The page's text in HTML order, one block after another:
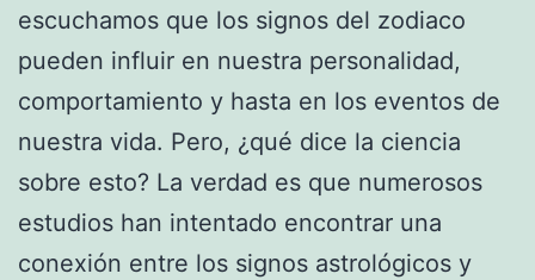
escuchamos que los signos del zodiaco
pueden influir en nuestra personalidad,
comportamiento y hasta en los eventos de
nuestra vida. Pero, ¿qué dice la ciencia
sobre esto? La verdad es que numerosos
estudios han intentado encontrar una
conexión entre los signos astrológicos y